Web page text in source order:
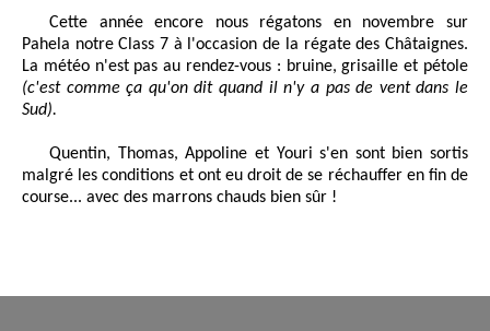
Cette année encore nous régatons en novembre sur
Pahela notre Class 7 à l'occasion de la régate des Châtaignes.
La météo n'est pas au rendez-vous : bruine, grisaille et pétole
(c'est comme ça qu'on dit quand il n'y a pas de vent dans le
Sud).
Quentin, Thomas, Appoline et Youri s'en sont bien sortis
malgré les conditions et ont eu droit de se réchauffer en fin de
course... avec des marrons chauds bien sûr !